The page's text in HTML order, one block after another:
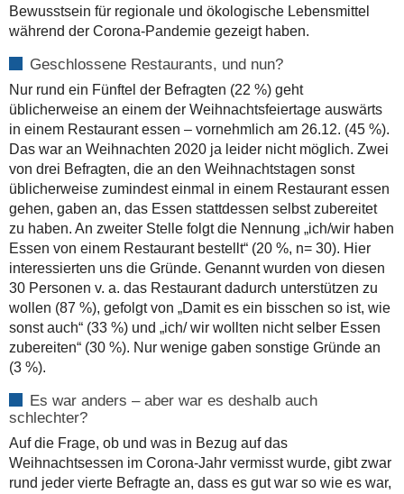
Bewusstsein für regionale und ökologische Lebensmittel
während der Corona-Pandemie gezeigt haben.
Geschlossene Restaurants, und nun?
Nur rund ein Fünftel der Befragten (22 %) geht
üblicherweise an einem der Weihnachtsfeiertage auswärts
in einem Restaurant essen – vornehmlich am 26.12. (45 %).
Das war an Weihnachten 2020 ja leider nicht möglich. Zwei
von drei Befragten, die an den Weihnachtstagen sonst
üblicherweise zumindest einmal in einem Restaurant essen
gehen, gaben an, das Essen stattdessen selbst zubereitet
zu haben. An zweiter Stelle folgt die Nennung „ich/wir haben
Essen von einem Restaurant bestellt“ (20 %, n= 30). Hier
interessierten uns die Gründe. Genannt wurden von diesen
30 Personen v. a. das Restaurant dadurch unterstützen zu
wollen (87 %), gefolgt von „Damit es ein bisschen so ist, wie
sonst auch“ (33 %) und „ich/ wir wollten nicht selber Essen
zubereiten“ (30 %). Nur wenige gaben sonstige Gründe an
(3 %).
Es war anders – aber war es deshalb auch
schlechter?
Auf die Frage, ob und was in Bezug auf das
Weihnachtsessen im Corona-Jahr vermisst wurde, gibt zwar
rund jeder vierte Befragte an, dass es gut war so wie es war,